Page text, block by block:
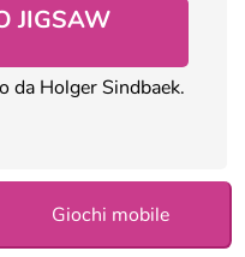
JIGSAW
da Holger Sindbaek.
Giochi mobile